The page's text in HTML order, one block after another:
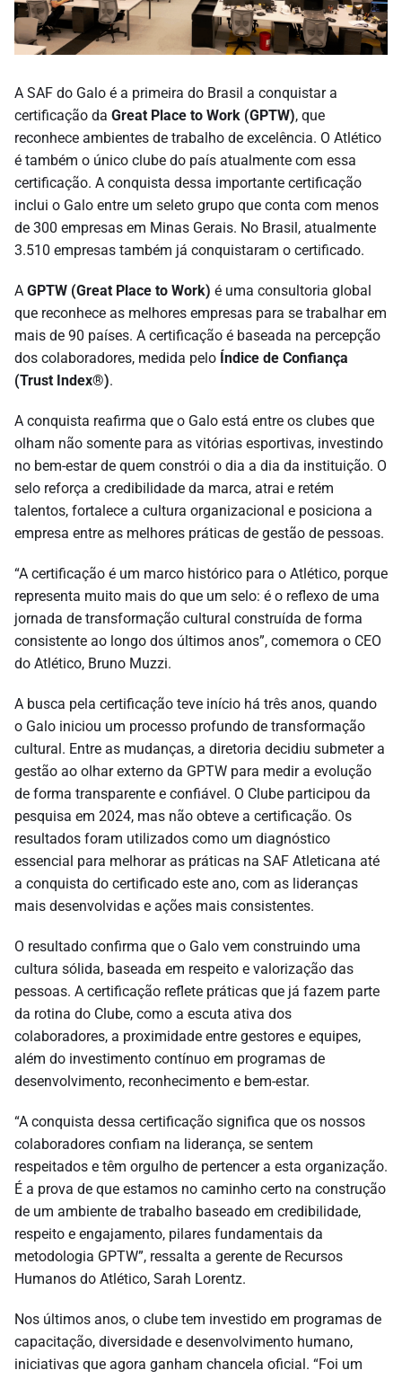
A SAF do Galo é a primeira do Brasil a conquistar a
certificação da Great Place to Work (GPTW), que
reconhece ambientes de trabalho de excelência. O Atlético
é também o único clube do país atualmente com essa
certificação. A conquista dessa importante certificação
inclui o Galo entre um seleto grupo que conta com menos
de 300 empresas em Minas Gerais. No Brasil, atualmente
3.510 empresas também já conquistaram o certificado.
A GPTW (Great Place to Work) é uma consultoria global
que reconhece as melhores empresas para se trabalhar em
mais de 90 países. A certificação é baseada na percepção
dos colaboradores, medida pelo Índice de Confiança
(Trust Index®).
A conquista reafirma que o Galo está entre os clubes que
olham não somente para as vitórias esportivas, investindo
no bem-estar de quem constrói o dia a dia da instituição. O
selo reforça a credibilidade da marca, atrai e retém
talentos, fortalece a cultura organizacional e posiciona a
empresa entre as melhores práticas de gestão de pessoas.
“A certificação é um marco histórico para o Atlético, porque
representa muito mais do que um selo: é o reflexo de uma
jornada de transformação cultural construída de forma
consistente ao longo dos últimos anos”, comemora o CEO
do Atlético, Bruno Muzzi.
A busca pela certificação teve início há três anos, quando
o Galo iniciou um processo profundo de transformação
cultural. Entre as mudanças, a diretoria decidiu submeter a
gestão ao olhar externo da GPTW para medir a evolução
de forma transparente e confiável. O Clube participou da
pesquisa em 2024, mas não obteve a certificação. Os
resultados foram utilizados como um diagnóstico
essencial para melhorar as práticas na SAF Atleticana até
a conquista do certificado este ano, com as lideranças
mais desenvolvidas e ações mais consistentes.
O resultado confirma que o Galo vem construindo uma
cultura sólida, baseada em respeito e valorização das
pessoas. A certificação reflete práticas que já fazem parte
da rotina do Clube, como a escuta ativa dos
colaboradores, a proximidade entre gestores e equipes,
além do investimento contínuo em programas de
desenvolvimento, reconhecimento e bem-estar.
“A conquista dessa certificação significa que os nossos
colaboradores confiam na liderança, se sentem
respeitados e têm orgulho de pertencer a esta organização.
É a prova de que estamos no caminho certo na construção
de um ambiente de trabalho baseado em credibilidade,
respeito e engajamento, pilares fundamentais da
metodologia GPTW”, ressalta a gerente de Recursos
Humanos do Atlético, Sarah Lorentz.
Nos últimos anos, o clube tem investido em programas de
capacitação, diversidade e desenvolvimento humano,
iniciativas que agora ganham chancela oficial. “Foi um